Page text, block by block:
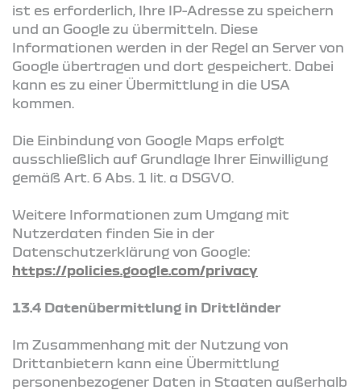
ist es erforderlich, Ihre IP-Adresse zu speichern
und an Google zu übermitteln. Diese
Informationen werden in der Regel an Server von
Google übertragen und dort gespeichert. Dabei
kann es zu einer Übermittlung in die USA
kommen.
Die Einbindung von Google Maps erfolgt
ausschließlich auf Grundlage Ihrer Einwilligung
gemäß Art. 6 Abs. 1 lit. a DSGVO.
Weitere Informationen zum Umgang mit
Nutzerdaten finden Sie in der
Datenschutzerklärung von Google:
https://policies.google.com/privacy
13.4 Datenübermittlung in Drittländer
Im Zusammenhang mit der Nutzung von
Drittanbietern kann eine Übermittlung
personenbezogener Daten in Staaten außerhalb